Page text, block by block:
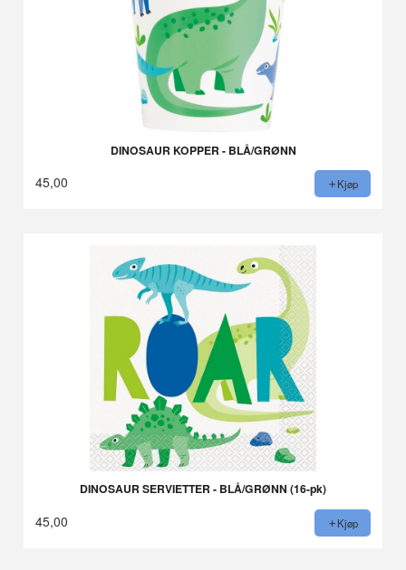
DINOSAUR KOPPER - BLÅ/GRØNN
45,00 Kjøp
DINOSAUR SERVIETTER - BLÅ/GRØNN (16-pk)
45,00 Kjøp